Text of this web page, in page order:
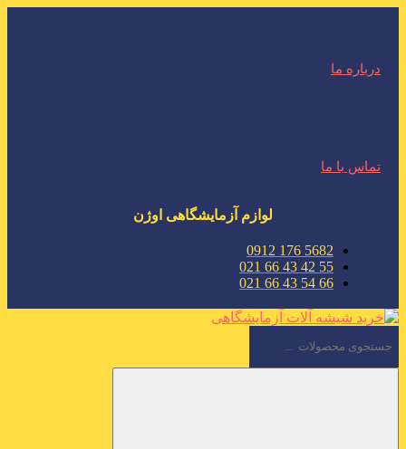
درباره ما
تماس با ما
لوازم آزمایشگاهی اوژن
5682 176 0912
55 42 43 66 021
66 54 43 66 021